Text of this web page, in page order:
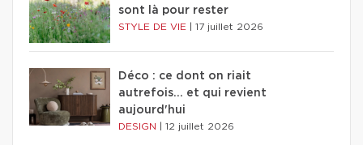
sont là pour rester
STYLE DE VIE 17 juillet 2026
Déco : ce dont on riait
autrefois... et qui revient
aujourd'hui
DESIGN 12 juillet 2026